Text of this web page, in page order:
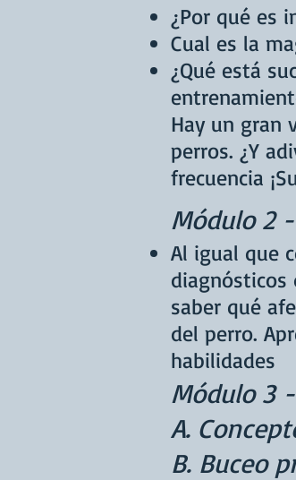
¿Por qué es
Cual es la
¿Qué está
Hay un gran
perros. ¿Y
frecuencia
Módulo 2
Al igual que
diagnósticos
saber qué
del perro.
habilidades
Módulo 3
A.
B. Buceo